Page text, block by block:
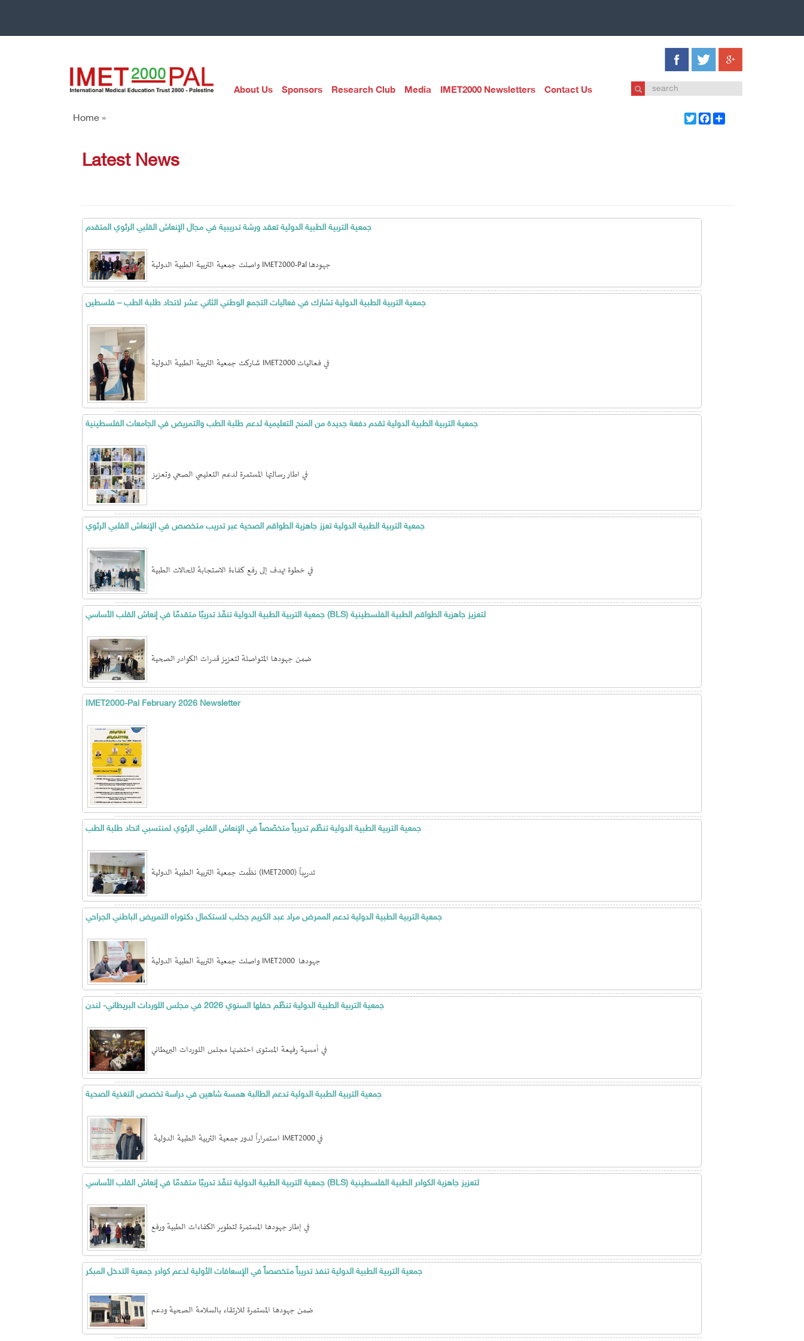
About Us Sponsors Research Club Media IMET2000 Newsletters Contact Us
Home » TwitterFacebook
Latest News
جمعية التربية الطبية الدولية تعقد ورشة تدريبية في مجال الإنعاش القلبي الرئوي المتقدم
واصلت جمعية التربية الطبية الدولية IMET2000-Pal جهودها
جمعية التربية الطبية الدولية تشارك في فعاليات التجمع الوطني الثاني عشر لاتحاد طلبة الطب – فلسطين
شاركت جمعية التربية الطبية الدولية IMET2000 في فعاليات
جمعية التربية الطبية الدولية تقدم دفعة جديدة من المنح التعليمية لدعم طلبة الطب والتمريض في الجامعات الفلسطينية
في اطار رسالتها المستمرة لدعم التعليمي الصحي وتعزيز
جمعية التربية الطبية الدولية تعزز جاهزية الطواقم الصحية عبر تدريب متخصص في الإنعاش القلبي الرئوي
في خطوة تهدف إلى رفع كفاءة الاستجابة للحالات الطبية
جمعية التربية الطبية الدولية تنفّذ تدريبًا متقدمًا في إنعاش القلب الأساسي (BLS) لتعزيز جاهزية الطواقم الطبية الفلسطينية
ضمن جهودها المتواصلة لتعزيز قدرات الكوادر الصحية
IMET2000-Pal February 2026 Newsletter
جمعية التربية الطبية الدولية تنظّم تدريباً متخصّصاً في الإنعاش القلبي الرئوي لمنتسبي اتحاد طلبة الطب
نظّمت جمعية التربية الطبية الدولية (IMET2000) تدريباً
جمعية التربية الطبية الدولية تدعم الممرض مراد عبد الكريم جخلب لاستكمال دكتوراه التمريض الباطني الجراحي
واصلت جمعية التربية الطبية الدولية IMET2000 جهودها
جمعية التربية الطبية الدولية تنظّم حفلها السنوي 2026 في مجلس اللوردات البريطاني- لندن
في أمسية رفيعة المستوى احتضنها مجلس اللوردات البريطاني
جمعية التربية الطبية الدولية تدعم الطالبة همسة شاهين في دراسة تخصص التغذية الصحية
استمراراً لدور جمعية التربية الطبية الدولية IMET2000 في
جمعية التربية الطبية الدولية تنفّذ تدريبًا متقدمًا في إنعاش القلب الأساسي (BLS) لتعزيز جاهزية الكوادر الطبية الفلسطينية
في إطار جهودها المستمرة لتطوير الكفاءات الطبية ورفع
جمعية التربية الطبية الدولية تنفذ تدريباً متخصصاً في الإسعافات الأولية لدعم كوادر جمعية التدخل المبكر
ضمن جهودها المستمرة للارتقاء بالسلامة الصحية ودعم